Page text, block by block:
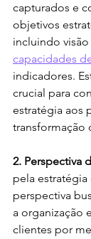
capturados e
objetivos
incluindo
capacidades
indicadores.
crucial para
estratégia aos
transformação
2. Perspectiva
pela estratégia
perspectiva
a organização
clientes por